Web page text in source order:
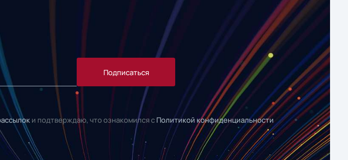
Подписаться
и подтверждаю, что ознакомился с Политикой конфиденциальности